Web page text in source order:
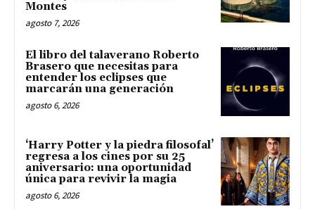
Montes
agosto 7, 2026
El libro del talaverano Roberto
Brasero que necesitas para
entender los eclipses que
marcarán una generación
agosto 6, 2026
‘Harry Potter y la piedra filosofal’
regresa a los cines por su 25
aniversario: una oportunidad
única para revivir la magia
agosto 6, 2026